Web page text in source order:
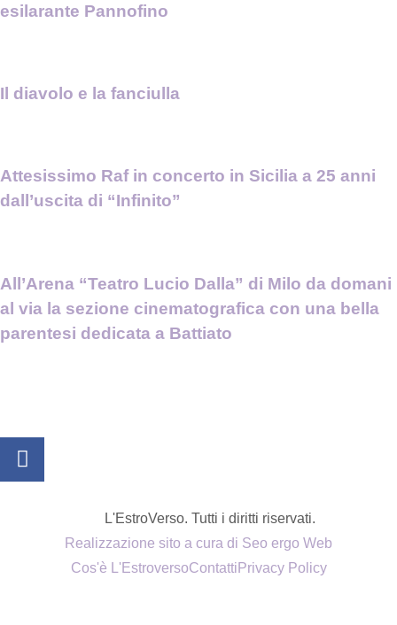
esilarante Pannofino
Il diavolo e la fanciulla
Attesissimo Raf in concerto in Sicilia a 25 anni
dall’uscita di “Infinito”
All’Arena “Teatro Lucio Dalla” di Milo da domani
al via la sezione cinematografica con una bella
parentesi dedicata a Battiato
L'EstroVerso. Tutti i diritti riservati.
Realizzazione sito a cura di Seo ergo Web
Cos'è L'EstroversoContatti Privacy Policy